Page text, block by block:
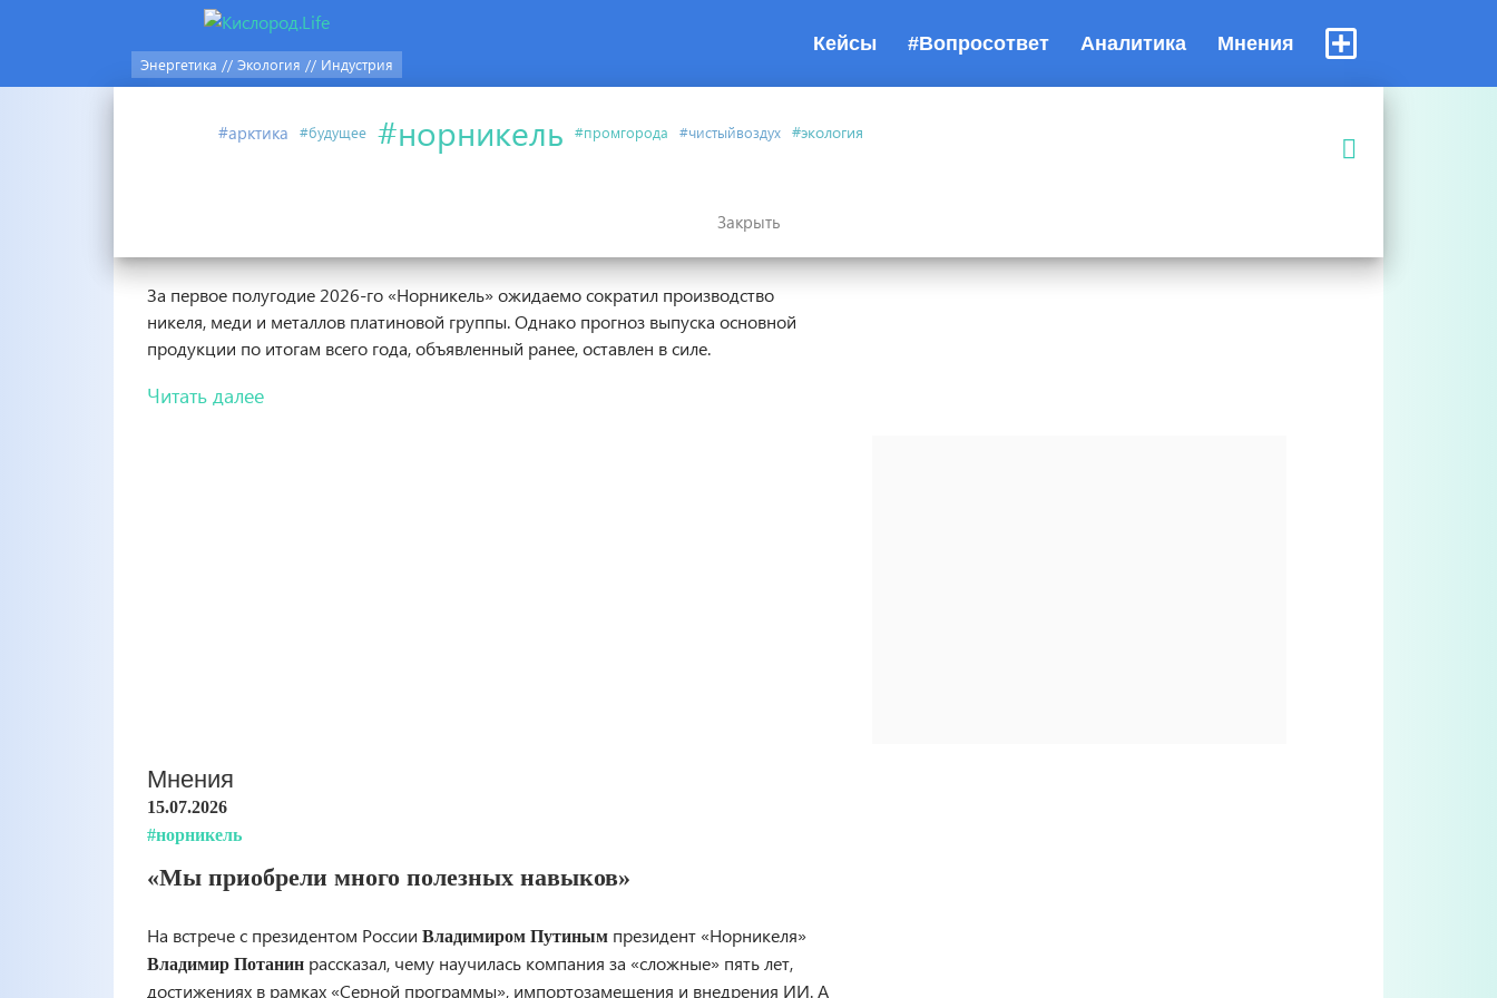
#арктика #будущее #норникель #промгорода #чистыйвоздух #экология
Закрыть
Энергетика // Экология // Индустрия
Кейсы #Вопросответ Аналитика Мнения
Аналитика
За первое полугодие 2026-го «Норникель» ожидаемо сократил производство
никеля, меди и металлов платиновой группы. Однако прогноз выпуска основной
продукции по итогам всего года, объявленный ранее, оставлен в силе.
Читать далее
Мнения
15.07.2026
#норникель
«Мы приобрели много полезных навыков»
На встрече с президентом России Владимиром Путиным президент «Норникеля»
Владимир Потанин рассказал, чему научилась компания за «сложные» пять лет,
достижениях в рамках «Серной программы», импортозамещения и внедрения ИИ. А